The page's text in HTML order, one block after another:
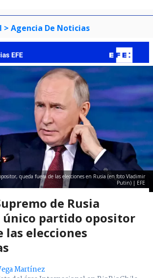
> Agencia De Noticias
queda fuera de las elecciones en Rusia (en foto Vladimir
Putin) | EFE
de Rusia
único partido opositor
las elecciones
Martínez